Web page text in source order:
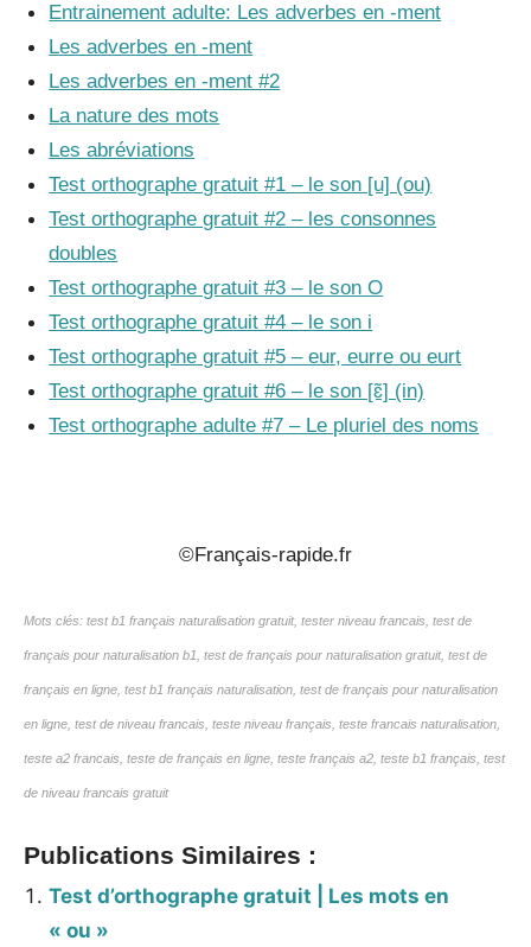
Entrainement adulte: Les adverbes en -ment
Les adverbes en -ment
Les adverbes en -ment #2
La nature des mots
Les abréviations
Test orthographe gratuit #1 – le son [u] (ou)
Test orthographe gratuit #2 – les consonnes
doubles
Test orthographe gratuit #3 – le son O
Test orthographe gratuit #4 – le son i
Test orthographe gratuit #5 – eur, eurre ou eurt
Test orthographe gratuit #6 – le son [ɛ̃] (in)
Test orthographe adulte #7 – Le pluriel des noms
©Français-rapide.fr
Mots clés: test b1 français naturalisation gratuit, tester niveau francais, test de
français pour naturalisation b1, test de français pour naturalisation gratuit, test de
français en ligne, test b1 français naturalisation, test de français pour naturalisation
en ligne, test de niveau francais, teste niveau français, teste francais naturalisation,
teste a2 francais, teste de français en ligne, teste français a2, teste b1 français, test
de niveau francais gratuit
Publications Similaires :
Test d’orthographe gratuit | Les mots en
« ou »